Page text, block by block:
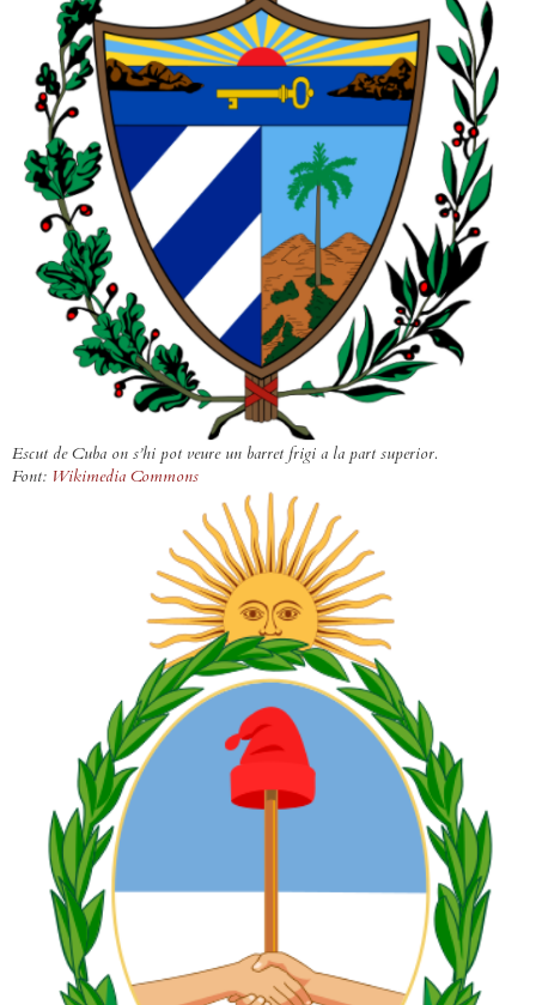
Escut de Cuba on s’hi pot veure un barret frigi a la part superior.
Font: Wikimedia Commons